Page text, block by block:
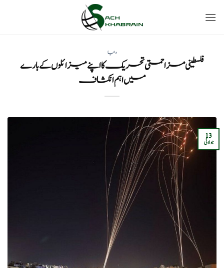
دنیا
فلسطینی مزاحمتی تحریک کا اپنے میزائلوں کے بارے
میں اہم انکشاف
13
جولائی